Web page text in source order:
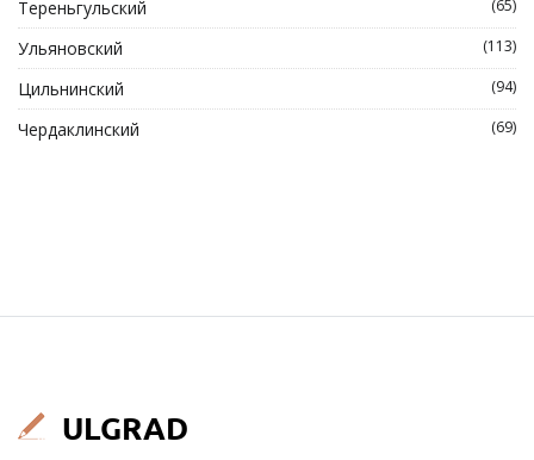
Тереньгульский (65)
Ульяновский (113)
Цильнинский (94)
Чердаклинский (69)